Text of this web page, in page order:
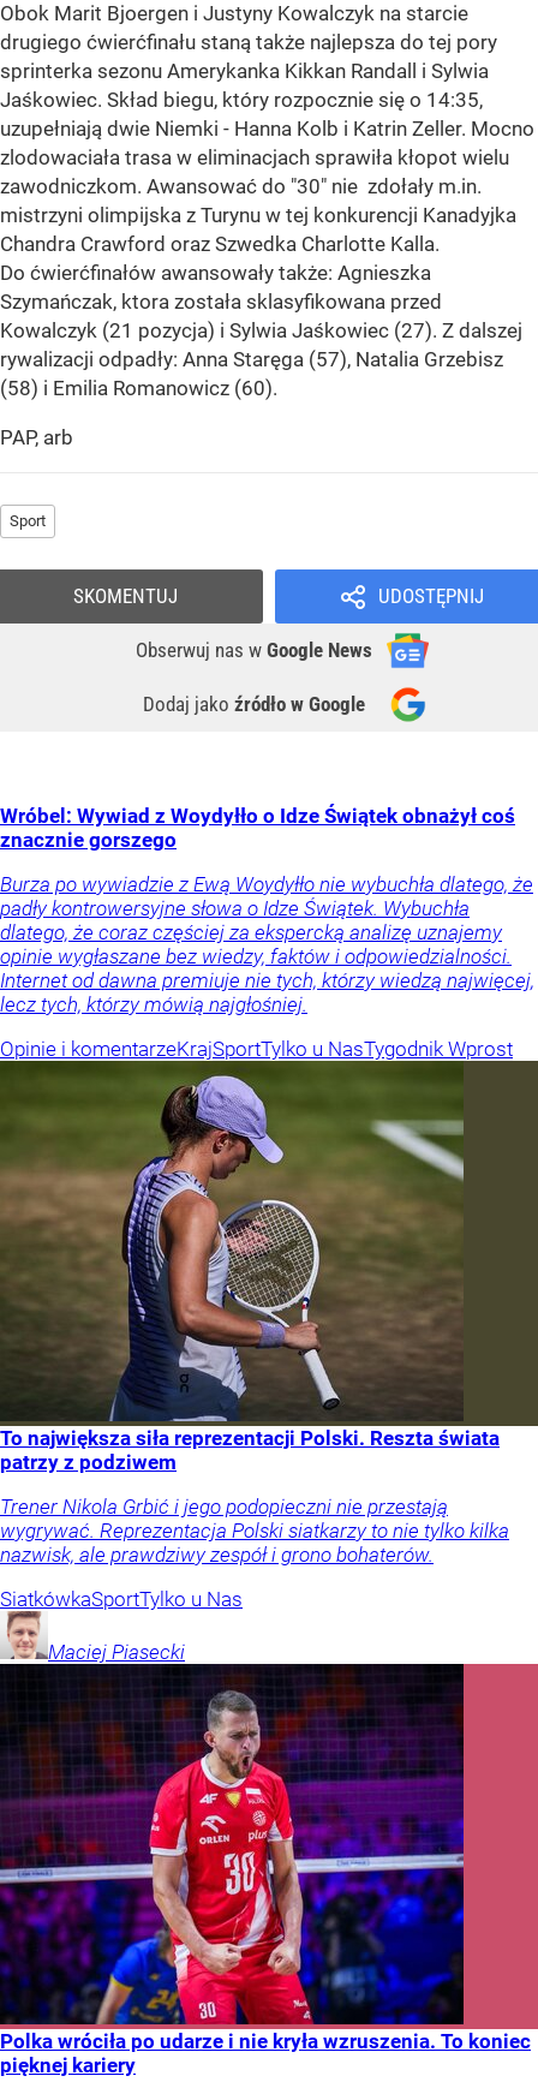
Obok Marit Bjoergen i Justyny Kowalczyk na starcie
drugiego ćwierćfinału staną także najlepsza do tej pory
sprinterka sezonu Amerykanka Kikkan Randall i Sylwia
Jaśkowiec. Skład biegu, który rozpocznie się o 14:35,
uzupełniają dwie Niemki - Hanna Kolb i Katrin Zeller. Mocno
zlodowaciała trasa w eliminacjach sprawiła kłopot wielu
zawodniczkom. Awansować do "30" nie zdołały m.in.
mistrzyni olimpijska z Turynu w tej konkurencji Kanadyjka
Chandra Crawford oraz Szwedka Charlotte Kalla.
Do ćwierćfinałów awansowały także: Agnieszka
Szymańczak, ktora została sklasyfikowana przed
Kowalczyk (21 pozycja) i Sylwia Jaśkowiec (27). Z dalszej
rywalizacji odpadły: Anna Staręga (57), Natalia Grzebisz
(58) i Emilia Romanowicz (60).
PAP, arb
Sport
UDOSTĘPNIJ
Obserwuj nas w Google News
Dodaj jako źródło w Google
SKOMENTUJ
Wróbel: Wywiad z Woydyłło o Idze Świątek obnażył coś
znacznie gorszego
Burza po wywiadzie z Ewą Woydyłło nie wybuchła dlatego, że
padły kontrowersyjne słowa o Idze Świątek. Wybuchła
dlatego, że coraz częściej za ekspercką analizę uznajemy
opinie wygłaszane bez wiedzy, faktów i odpowiedzialności.
Internet od dawna premiuje nie tych, którzy wiedzą najwięcej,
lecz tych, którzy mówią najgłośniej.
Opinie i komentarzeKrajSportTylko u NasTygodnik Wprost
To największa siła reprezentacji Polski. Reszta świata
patrzy z podziwem
Trener Nikola Grbić i jego podopieczni nie przestają
wygrywać. Reprezentacja Polski siatkarzy to nie tylko kilka
nazwisk, ale prawdziwy zespół i grono bohaterów.
SiatkówkaSportTylko u Nas
Maciej Piasecki
Polka wróciła po udarze i nie kryła wzruszenia. To koniec
pięknej kariery